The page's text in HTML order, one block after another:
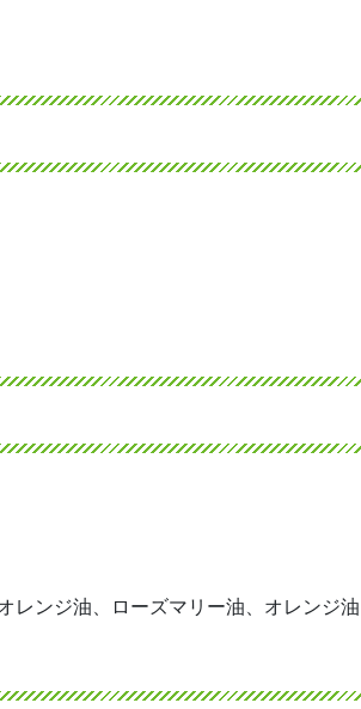
レンジ油、ローズマリー油、オレンジ油